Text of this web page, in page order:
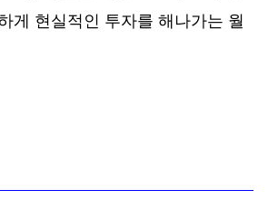
게 현실적인 투자를 해나가는 월